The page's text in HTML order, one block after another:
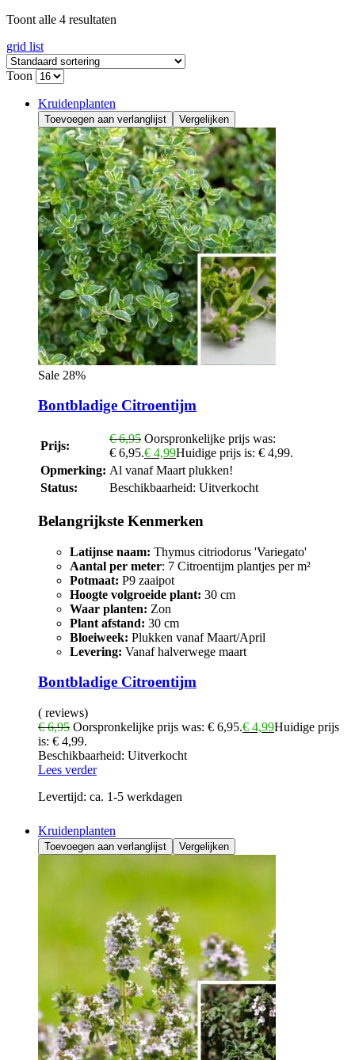
Toont alle 4 resultaten
grid list
Toon
Kruidenplanten
Toevoegen aan verlanglijst Vergelijken
Sale 28%
Bontbladige Citroentijm
Prijs:
€6,95 Oorspronkelijke prijs was:
€ 6,95.€ 4,99Huidige prijs is: € 4,99.
Opmerking: Al vanaf Maart plukken!
Status:
Beschikbaarheid: Uitverkocht
Belangrijkste Kenmerken
Latijnse naam: Thymus citriodorus 'Variegato'
Aantal per meter: 7 Citroentijm plantjes per m²
Potmaat: P9 zaaipot
Hoogte volgroeide plant: 30 cm
Waar planten: Zon
Plant afstand: 30 cm
Bloeiweek: Plukken vanaf Maart/April
Levering: Vanaf halverwege maart
Bontbladige Citroentijm
( reviews)
€6,95 Oorspronkelijke prijs was: € 6,95.€ 4,99Huidige prijs
is: € 4,99.
Beschikbaarheid: Uitverkocht
Lees verder
Levertijd: ca. 1-5 werkdagen
Kruidenplanten
Toevoegen aan verlanglijst Vergelijken